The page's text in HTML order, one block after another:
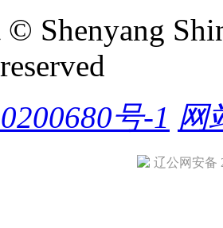
Shenyang
号-1 网
辽公网安备